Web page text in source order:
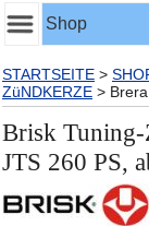
Shop
STARTSEITE >
ZüNDKERZE > Brera
Brisk Tuning-
JTS 260 PS,